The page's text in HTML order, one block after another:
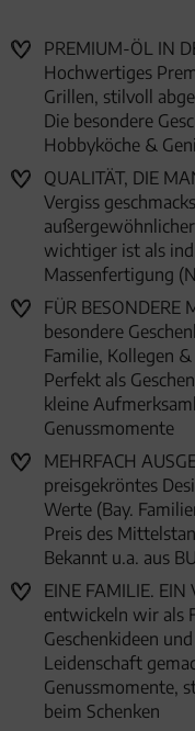
PREMIUM-ÖL IN
Hochwertiges
Grillen, stilvoll
Die besondere
Hobbyköche &
QUALITÄT, DIE
Vergiss
wichtiger ist als
Massenfertigung
FÜR BESONDERE
besondere
Familie, Kollegen
Perfekt als
kleine
Genussmomente
MEHRFACH
preisgekröntes
Werte (Bay.
Preis des
Bekannt u.a. aus
EINE FAMILIE. EIN
entwickeln wir als
Geschenkideen
Leidenschaft
Genussmomente,
beim Schenken